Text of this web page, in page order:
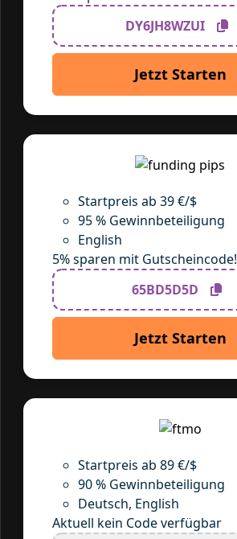
DY6JH8WZUI
Jetzt Starten
Startpreis ab 39 €/$
95 % Gewinnbeteiligung
English
5% sparen mit Gutscheincode!
65BD5D5D
Jetzt Starten
Startpreis ab 89 €/$
90 % Gewinnbeteiligung
Deutsch, English
Aktuell kein Code verfügbar